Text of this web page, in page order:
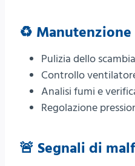
♻️ Manutenzione
Pulizia dello
Controllo
Analisi fumi e
Regolazione
🚨 Segnali di